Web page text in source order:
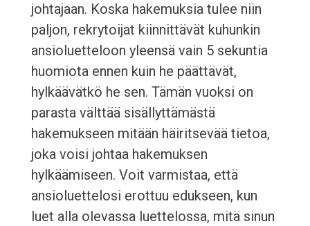
johtajaan. Koska hakemuksia tulee niin
paljon, rekrytoijat kiinnittävät kuhunkin
ansioluetteloon yleensä vain 5 sekuntia
huomiota ennen kuin he päättävät,
hylkäävätkö he sen. Tämän vuoksi on
parasta välttää sisällyttämästä
hakemukseen mitään häiritsevää tietoa,
joka voisi johtaa hakemuksen
hylkäämiseen. Voit varmistaa, että
ansioluettelosi erottuu edukseen, kun
luet alla olevassa luettelossa, mitä sinun